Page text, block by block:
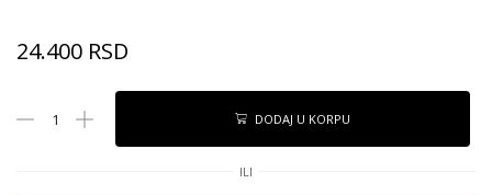
24.400 RSD
DODAJ U KORPU
ILI